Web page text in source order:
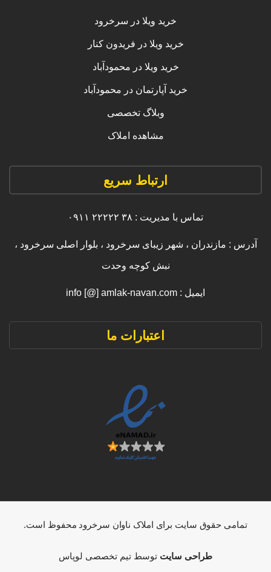
خرید ویلا در سرخرود
خرید ویلا در فریدون کنار
خرید ویلا در محمودآباد
خرید آپارتمان در محمودآباد
وبلاگ تخصصی
مشاهده املاک
ارتباط سریع
تماس با مدیریت : ۳۸ ۲۲۲۲۲ ۰۹۱۱
آدرس : مازندران ، شهر زیبای سرخرود ، بلوار اصلی سرخرود ،
نبش کوچه وحدت
ایمیل : info [@] amlak-navan.com
اعتبارات ما
تمامی حقوق سایت برای املاک ناوان سرخرود محفوظ است.
طراحی سایت توسط تیم تخصصی لوپاس